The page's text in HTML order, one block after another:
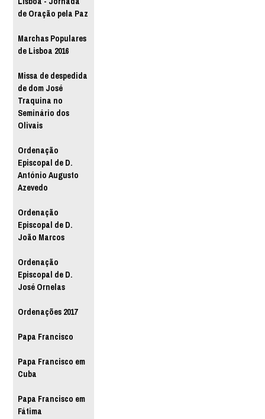
de Oração pela Paz
Marchas Populares
de Lisboa 2016
Missa de despedida
de dom José
Traquina no
Seminário dos
Olivais
Ordenação
Episcopal de D.
António Augusto
Azevedo
Ordenação
Episcopal de D.
João Marcos
Ordenação
Episcopal de D.
José Ornelas
Ordenações 2017
Papa Francisco
Papa Francisco em
Cuba
Papa Francisco em
Fátima